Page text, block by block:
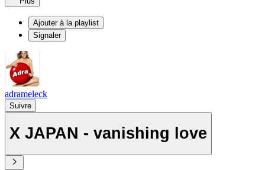
Ajouter à la playlist
Signaler
adrameleck
Suivre
X JAPAN - vanishing love